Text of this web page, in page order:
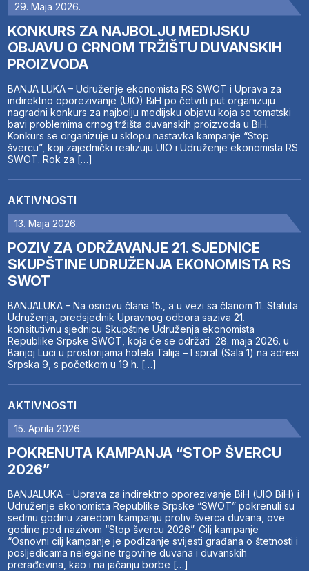
29. Maja 2026.
KONKURS ZA NAJBOLJU MEDIJSKU
OBJAVU O CRNOM TRŽIŠTU DUVANSKIH
PROIZVODA
BANJA LUKA – Udruženje ekonomista RS SWOT i Uprava za
indirektno oporezivanje (UIO) BiH po četvrti put organizuju
nagradni konkurs za najbolju medijsku objavu koja se tematski
bavi problemima crnog tržišta duvanskih proizvoda u BiH.
Konkurs se organizuje u sklopu nastavka kampanje “Stop
švercu”, koji zajednički realizuju UIO i Udruženje ekonomista RS
SWOT. Rok za […]
AKTIVNOSTI
13. Maja 2026.
POZIV ZA ODRŽAVANJE 21. SJEDNICE
SKUPŠTINE UDRUŽENJA EKONOMISTA RS
SWOT
BANJALUKA – Na osnovu člana 15., a u vezi sa članom 11. Statuta
Udruženja, predsjednik Upravnog odbora saziva 21.
konsitutivnu sjednicu Skupštine Udruženja ekonomista
Republike Srpske SWOT, koja će se održati 28. maja 2026. u
Banjoj Luci u prostorijama hotela Talija – I sprat (Sala 1) na adresi
Srpska 9, s početkom u 19 h. […]
AKTIVNOSTI
15. Aprila 2026.
POKRENUTA KAMPANJA “STOP ŠVERCU
2026”
BANJALUKA – Uprava za indirektno oporezivanje BiH (UIO BiH) i
Udruženje ekonomista Republike Srpske “SWOT” pokrenuli su
sedmu godinu zaredom kampanju protiv šverca duvana, ove
godine pod nazivom “Stop švercu 2026”. Cilj kampanje
“Osnovni cilj kampanje je podizanje svijesti građana o štetnosti i
posljedicama nelegalne trgovine duvana i duvanskih
prerađevina, kao i na jačanju borbe […]